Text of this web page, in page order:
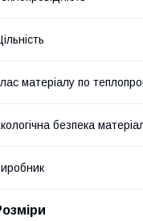
матеріалу по
безпека